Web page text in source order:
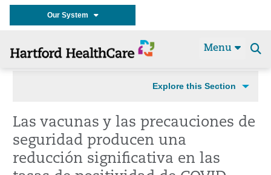
Our System
Menu
Explore this Section
Las vacunas y las precauciones de
seguridad producen una
reducción significativa en las